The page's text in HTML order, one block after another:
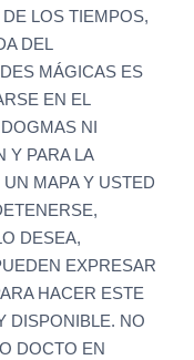
LOS TIEMPOS,
DEL
MÁGICAS ES
EN EL
NI
Y PARA LA
MAPA Y USTED
DESEA,
EXPRESAR
HACER ESTE
DISPONIBLE. NO
DOCTO EN